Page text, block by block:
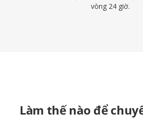
vòng 24 giờ.
Làm thế nào để